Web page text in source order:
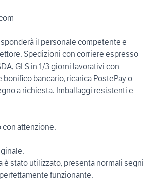
il personale competente e
Spedizioni con corriere espresso
GLS in 1/3 giorni lavorativi con
bancario, ricarica PostePay o
a richiesta. Imballaggi resistenti e
attenzione.
è stato utilizzato, presenta normali segni
funzionante.